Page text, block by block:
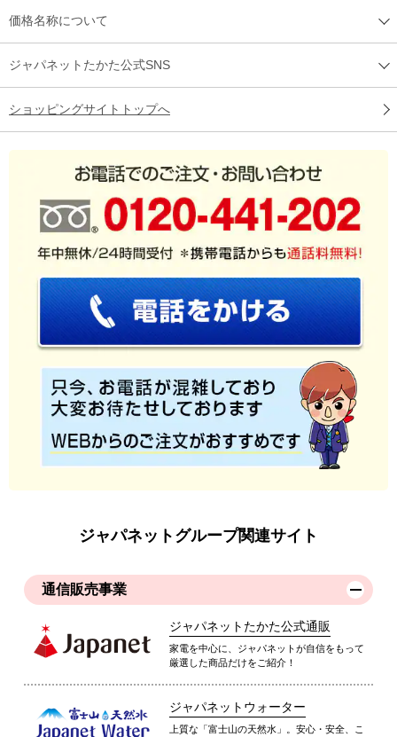
価格名称について
ジャパネットたかた公式SNS
ショッピングサイトトップへ
ジャパネットグループ関連サイト
通信販売事業
ジャパネットたかた公式通販
家電を中心に、ジャパネットが自信をもって
厳選した商品だけをご紹介！
ジャパネットウォーター
上質な「富士山の天然水」。安心・安全、こ